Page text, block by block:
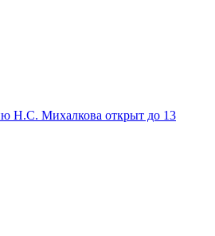
Н.С. Михалкова открыт до 13